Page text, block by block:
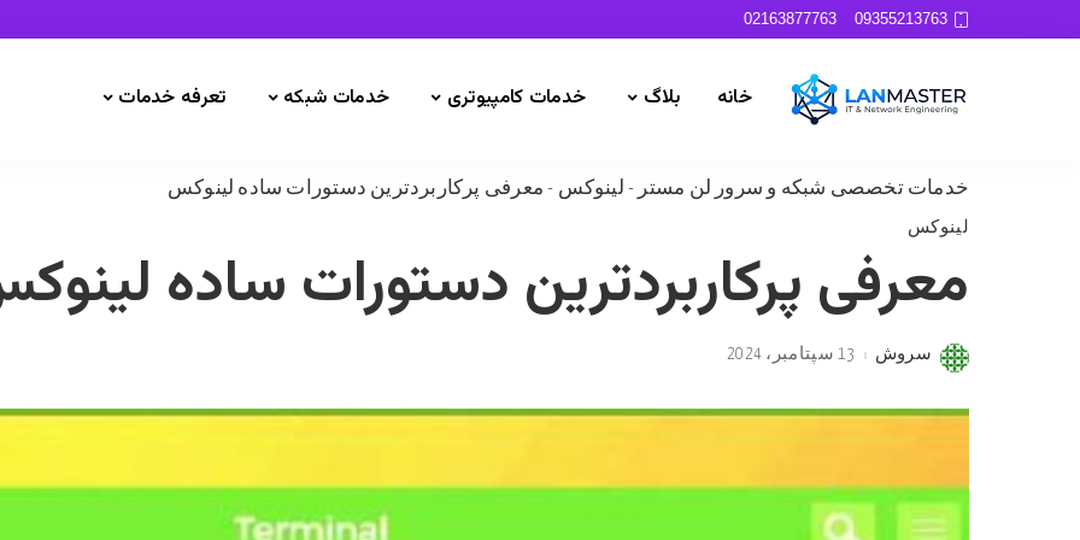
09355213763
02163877763
خانه بلاگ خدمات کامپیوتری خدمات شبکه تعرفه خدمات
خدمات تخصصی شبکه و سرور لن مستر - لینوکس - معرفی پرکاربردترین دستورات ساده لینوکس
لینوکس
معرفی پرکاربردترین دستورات ساده
Posted
سروش 13 سپتامبر، 2024